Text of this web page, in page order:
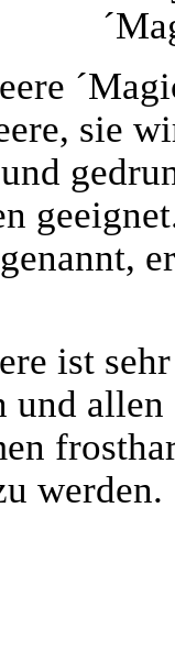
sie
ist
und
werden.